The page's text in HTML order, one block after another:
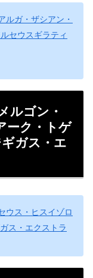
ルガ・ザシアン・
セウスギラティ
ルゴン・
ーク・トゲ
ガス・エ
ウス・ヒスイゾロ
ス・エクストラ